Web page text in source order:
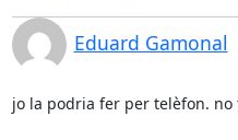
Eduard Gamonal
jo la podria fer per telèfon. no